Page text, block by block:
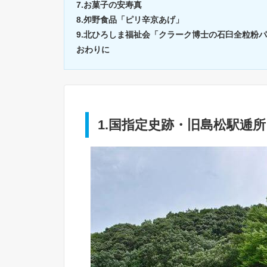
7.お菓子の安寿真
8.夘野食品「ピリ辛京あげ」
9.北ひろしま福祉会「クラーク博士の石臼全粒粉
おわりに
1.国指定史跡・旧島松駅逓所